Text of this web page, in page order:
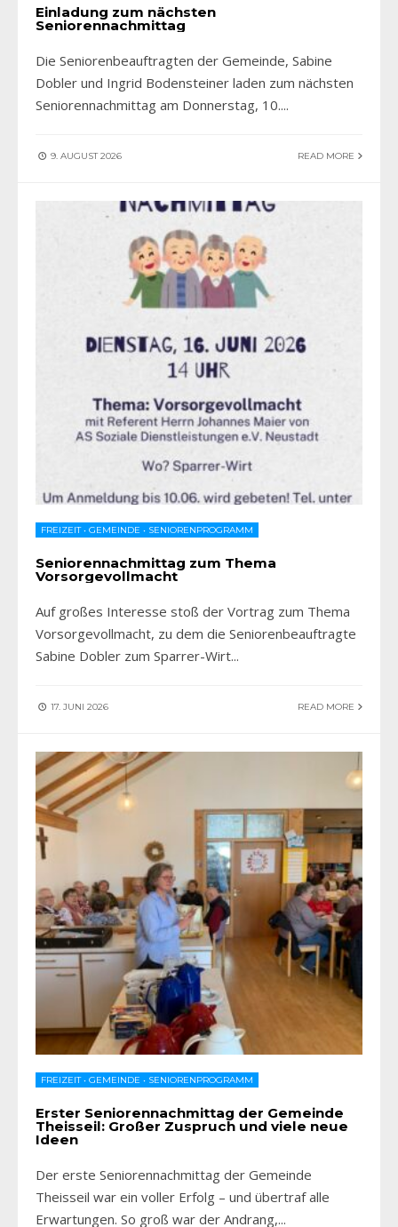
Einladung zum nächsten
Seniorennachmittag
Die Seniorenbeauftragten der Gemeinde, Sabine
Dobler und Ingrid Bodensteiner laden zum nächsten
Seniorennachmittag am Donnerstag, 10....
9. AUGUST 2026 READ MORE
FREIZEIT• GEMEINDE • SENIORENPROGRAMM
Seniorennachmittag zum Thema
Vorsorgevollmacht
Auf großes Interesse stoß der Vortrag zum Thema
Vorsorgevollmacht, zu dem die Seniorenbeauftragte
Sabine Dobler zum Sparrer-Wirt...
17. JUNI 2026 READ MORE
FREIZEIT• GEMEINDE • SENIORENPROGRAMM
Erster Seniorennachmittag der Gemeinde
Theisseil: Großer Zuspruch und viele neue
Ideen
Der erste Seniorennachmittag der Gemeinde
Theisseil war ein voller Erfolg – und übertraf alle
Erwartungen. So groß war der Andrang,...